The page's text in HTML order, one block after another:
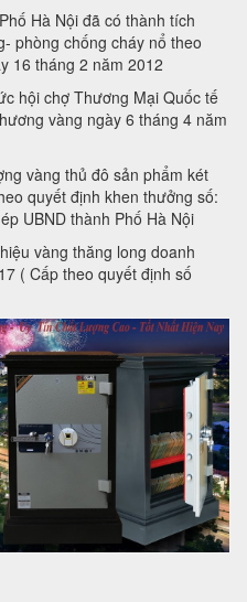
Hà Nội đã có thành tích
phòng chống cháy nổ theo
16 tháng 2 năm 2012
hội chợ Thương Mại Quốc tế
vàng ngày 6 tháng 4 năm
vàng thủ đô sản phẩm két
quyết định khen thưởng số:
UBND thành Phố Hà Nội
vàng thăng long doanh
( Cấp theo quyết định số